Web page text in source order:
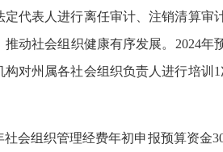
代表人进行离任审计、注销清算
动社会组织健康有序发展。2024
对州属各社会组织负责人进行培训
会组织管理经费年初申报预算资金